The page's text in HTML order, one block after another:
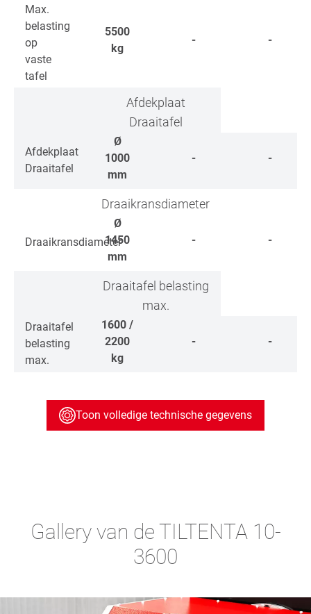
Max.
belasting
op
vaste
tafel
5500
kg
- -
Afdekplaat
Draaitafel
Afdekplaat
Draaitafel
Ø
1000
mm
- -
Draaikransdiameter
Draaikransdiameter
Ø
1450
mm
- -
Draaitafel belasting
max.
Draaitafel
belasting
max.
1600 /
2200
kg
- -
Toon volledige technische gegevens
Gallery van de TILTENTA 10-
3600